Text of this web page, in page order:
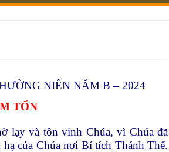
NIÊN NĂM B – 2024
TỐN
lạy và tôn vinh Chúa, vì Chúa đã
của Chúa nơi Bí tích Thánh Thể.